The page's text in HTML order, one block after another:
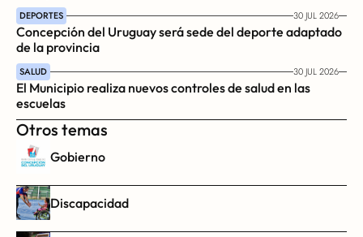
DEPORTES 30 JUL 2026
Concepción del Uruguay será sede del deporte adaptado
de la provincia
SALUD 30 JUL 2026
El Municipio realiza nuevos controles de salud en las
escuelas
Otros temas
Gobierno
Discapacidad